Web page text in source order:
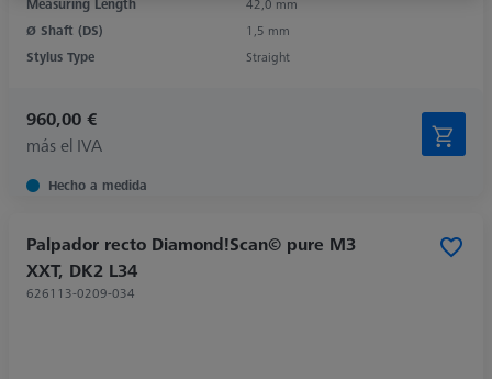
Ø Shaft (DS)
1,5 mm
Stylus Type
Straight
960,00 €
más el IVA
Hecho a medida
Palpador recto Diamond!Scan© pure M3
XXT, DK2 L34
626113-0209-034